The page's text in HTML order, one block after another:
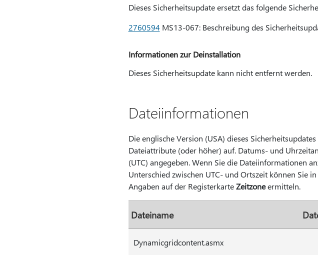
Dieses Sicherheitsupdate ersetzt das folgende
2760594 MS13-067: Beschreibung des
Informationen zur Deinstallation
Dieses Sicherheitsupdate kann nicht entfernt werden.
Dateiinformationen
Die englische Version (USA) dieses
Dateiattribute (oder höher) auf. Datums- und
(UTC) angegeben. Wenn Sie die Dateiinformationen
Unterschied zwischen UTC- und Ortszeit können Sie
Angaben auf der RegisterkarteZeitzoneermitteln.
Dateiname
Dynamicgridcontent.asmx